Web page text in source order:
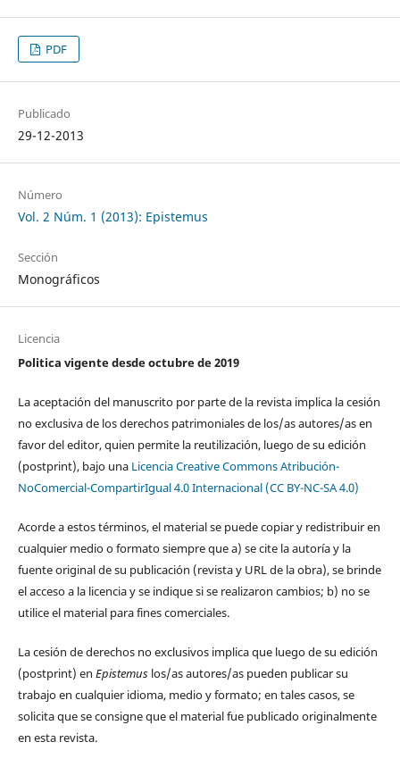
PDF
Publicado
29-12-2013
Número
Vol. 2 Núm. 1 (2013): Epistemus
Sección
Monográficos
Licencia
Politica vigente desde octubre de 2019
La aceptación del manuscrito por parte de la revista implica la cesión
no exclusiva de los derechos patrimoniales de los/as autores/as en
favor del editor, quien permite la reutilización, luego de su edición
(postprint), bajo una Licencia Creative Commons Atribución-
NoComercial-CompartirIgual 4.0 Internacional (CC BY-NC-SA 4.0)
Acorde a estos términos, el material se puede copiar y redistribuir en
cualquier medio o formato siempre que a) se cite la autoría y la
fuente original de su publicación (revista y URL de la obra), se brinde
el acceso a la licencia y se indique si se realizaron cambios; b) no se
utilice el material para fines comerciales.
La cesión de derechos no exclusivos implica que luego de su edición
(postprint) en Epistemuslos/as autores/as pueden publicar su
trabajo en cualquier idioma, medio y formato; en tales casos, se
solicita que se consigne que el material fue publicado originalmente
en esta revista.